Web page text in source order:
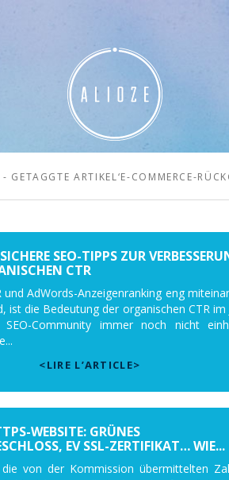
- GETAGGTE ARTIKEL‘E-COMMERCE-
SEO-TIPPS ZUR
CTR
und AdWords-Anzeigenranking eng
ist die Bedeutung der organischen CTR im
Community immer noch nicht
<LIRE L’ARTICLE>
WEBSITE: GRÜNES
EV SSL-ZERTIFIKAT… WIE...
von der Kommission übermittelten